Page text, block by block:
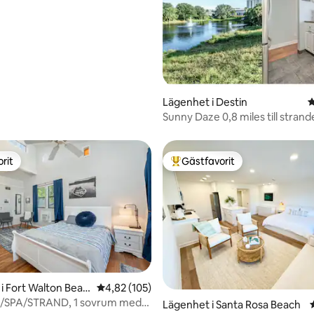
Lägenhet i Destin
Sunny Daze 0,8 miles till
Fort Walton Beac
4,82 av 5 i genomsnittligt betyg, 105
4,82 (105)
STRAND, 1 sovrum med
Populär gästfavorit
Gästfavorit
Lägenhet i Santa Rosa Beach